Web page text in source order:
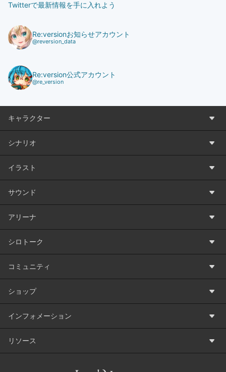
Twitterで最新情報を手に入れよう
Re:versionお知らせアカウント
@reversion_data
Re:version公式アカウント
@re_version
キャラクター
シナリオ
イラスト
サウンド
アリーナ
シロトーク
コミュニティ
ショップ
インフォメーション
リソース